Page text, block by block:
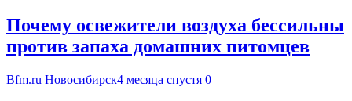
Почему освежители воздуха бессильны
против запаха домашних питомцев
Bfm.ru Новосибирск4 месяца спустя 0